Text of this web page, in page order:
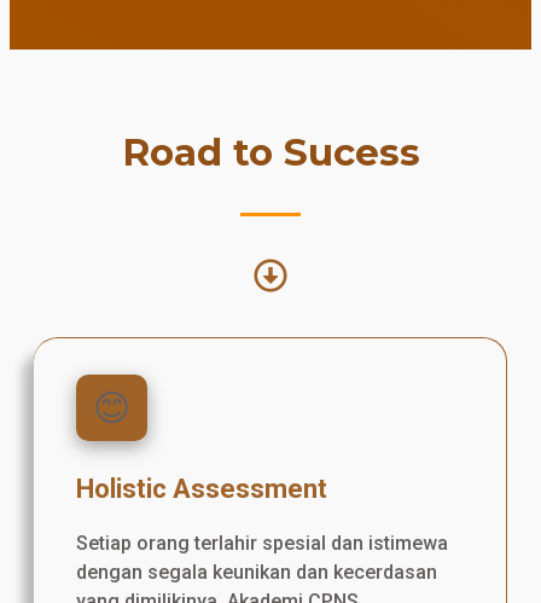
Road to Sucess
😊
Holistic Assessment
Setiap orang terlahir spesial dan istimewa
dengan segala keunikan dan kecerdasan